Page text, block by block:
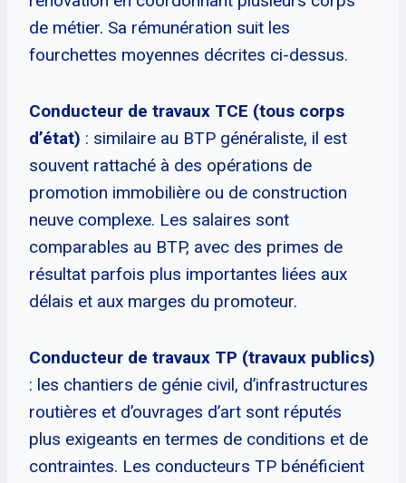
de métier. Sa rémunération suit les
fourchettes moyennes décrites ci-dessus.
Conducteur de travaux TCE (tous corps
d’état) : similaire au BTP généraliste, il est
souvent rattaché à des opérations de
promotion immobilière ou de construction
neuve complexe. Les salaires sont
comparables au BTP, avec des primes de
résultat parfois plus importantes liées aux
délais et aux marges du promoteur.
Conducteur de travaux TP (travaux publics)
: les chantiers de génie civil, d’infrastructures
routières et d’ouvrages d’art sont réputés
plus exigeants en termes de conditions et de
contraintes. Les conducteurs TP bénéficient